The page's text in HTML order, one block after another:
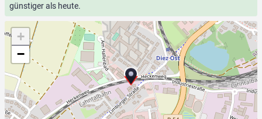
günstiger als heute.
+
−